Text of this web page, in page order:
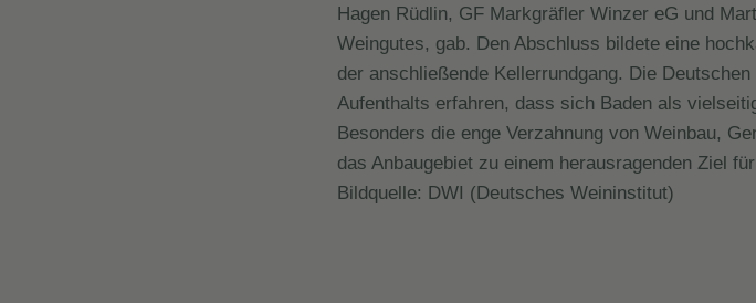
Hagen Rüdlin, GF Markgräfler Winzer eG und
Weingutes, gab. Den Abschluss bildete eine
der anschließende Kellerrundgang. Die
Aufenthalts erfahren, dass sich Baden als
Besonders die enge Verzahnung von Weinbau,
das Anbaugebiet zu einem herausragenden Ziel
Bildquelle: DWI (Deutsches Weininstitut)